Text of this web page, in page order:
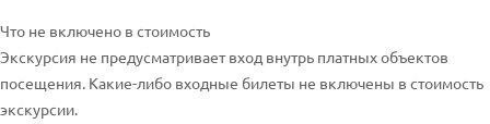
Что не включено в стоимость
Экскурсия не предусматривает вход внутрь платных объектов
посещения. Какие-либо входные билеты не включены в стоимость
экскурсии.